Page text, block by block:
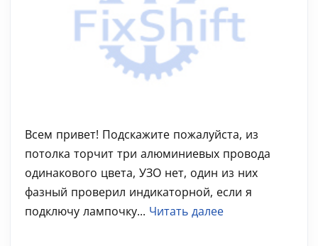
Всем привет! Подскажите пожалуйста, из
потолка торчит три алюминиевых провода
одинакового цвета, УЗО нет, один из них
фазный проверил индикаторной, если я
подключу лампочку... Читать далее